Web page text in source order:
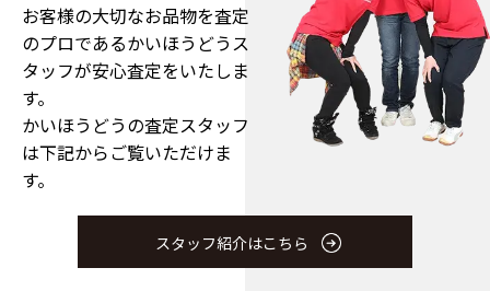
お客様の大切なお品物を査定
のプロであるかいほうどうス
タッフが安心査定をいたしま
す。
かいほうどうの査定スタッフ
は下記からご覧いただけま
す。
スタッフ紹介はこちら